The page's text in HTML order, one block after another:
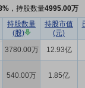
，持股数量4995.00万
持股数量
(股)
持股市值
(元)
3780.00万 12.93亿
540.00万 1.85亿